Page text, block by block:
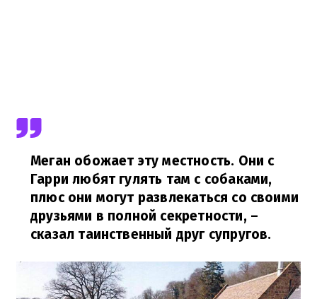
Меган обожает эту местность. Они с
Гарри любят гулять там с собаками,
плюс они могут развлекаться со своими
друзьями в полной секретности, –
сказал таинственный друг супругов.